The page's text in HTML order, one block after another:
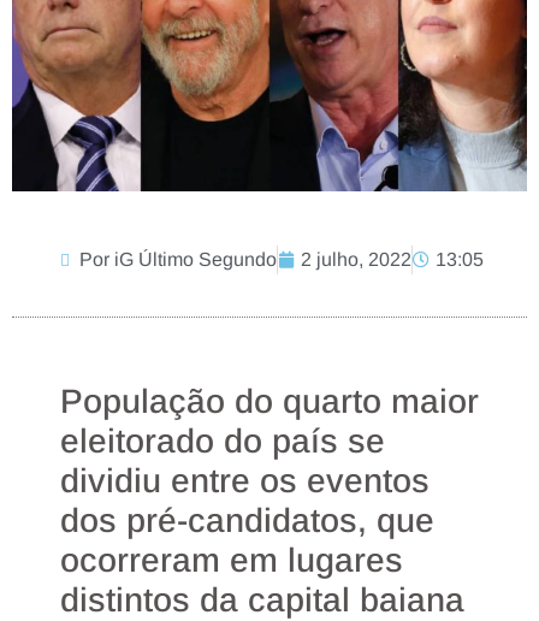
Por iG Último Segundo 2 julho, 2022 13:05
População do quarto maior
eleitorado do país se
dividiu entre os eventos
dos pré-candidatos, que
ocorreram em lugares
distintos da capital baiana